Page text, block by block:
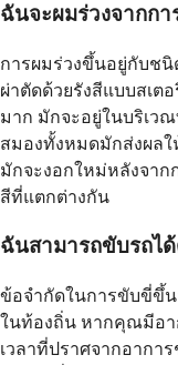
ฉันจะผมร่วงจากกา
การผมร่วงขึ้นอยู่กับช
ผ่าตัดด้วยรังสีแบบสเต
มาก มักจะอยู่ในบริเว
สมองทั้งหมดมักส่งผลใ
มักจะงอกใหม่หลังจาก
สีที่แตกต่างกัน
ฉันสามารถขับรถได้
ข้อจำกัดในการขับขี่ขึ้
ในท้องถิ่น หากคุณมีอ
เวลาที่ปราศจากอาก